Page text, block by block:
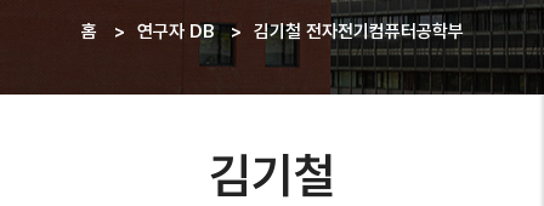
경로
홈 > 연구자 DB > 김기철 전자전기컴퓨터공학부
김기철